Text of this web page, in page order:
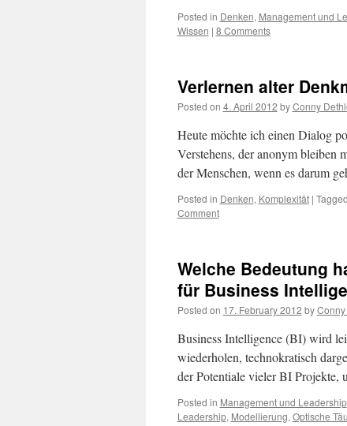
Posted in Denken, Management und
Wissen | 8 Comments
Verlernen alter
Posted on 4. April 2012 by Conny
Heute möchte ich einen Dialog
Verstehens, der anonym bleiben
der Menschen, wenn es darum
Posted in Denken, Komplexität | Tagged
Comment
Welche Bedeutung
für Business
Posted on 17. February 2012 by
Business Intelligence (BI) wird
wiederholen, technokratisch
der Potentiale vieler BI Projekte,
Posted in Management und Leadership
Leadership, Modellierung, Optische